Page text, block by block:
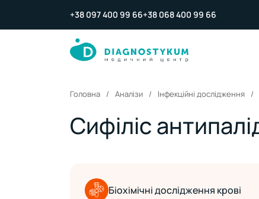
+38 097 400 99 66+38 068 400 99 66
Головна Аналізи Інфекційні дослідження
Сифіліс
Біохімічні дослідження крові